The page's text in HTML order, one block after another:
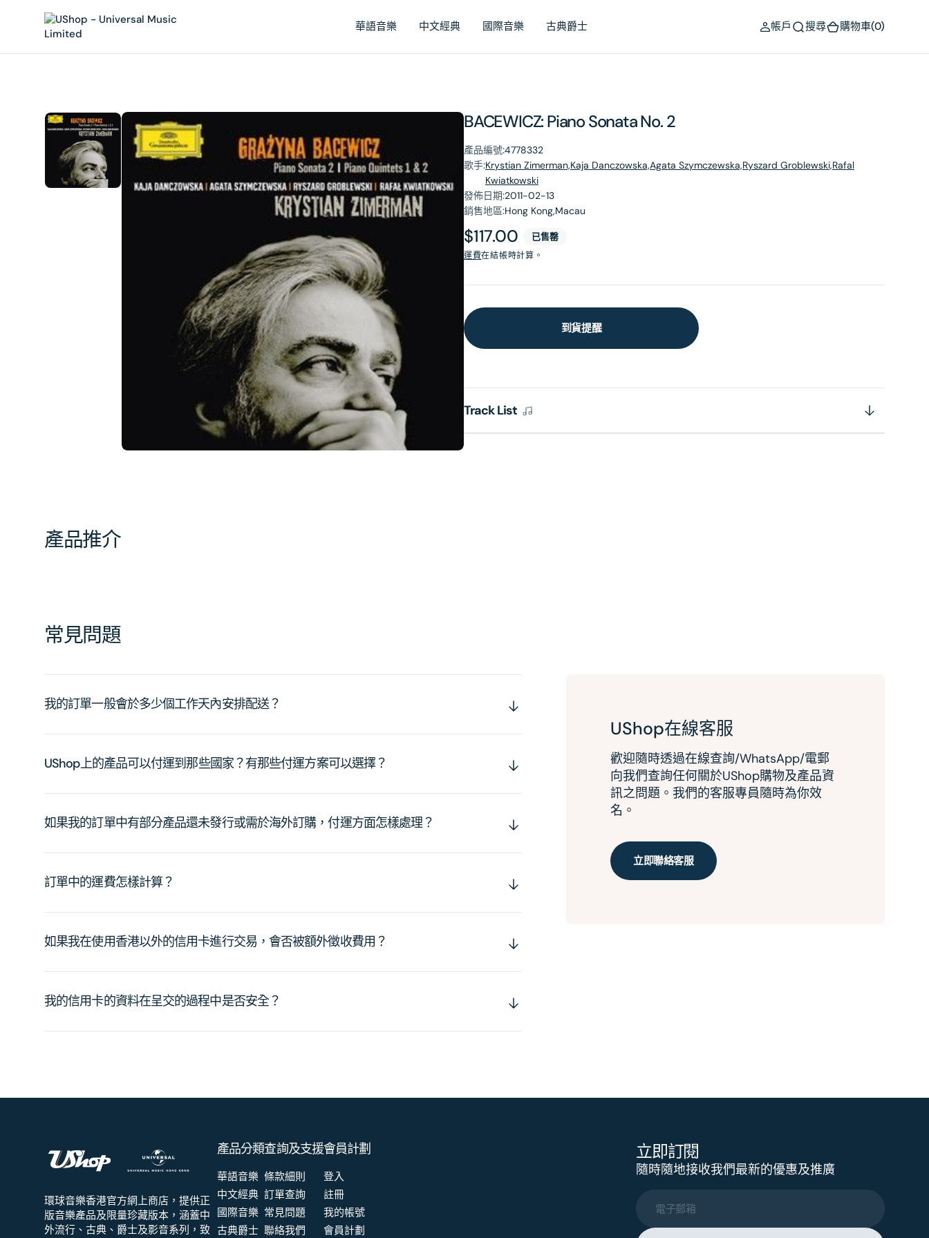
華語音樂 中文經典 國際音樂 古典爵士 帳戶 搜尋 購物車(0)
BACEWICZ: Piano Sonata No. 2
產品編號:4778332
歌手:Krystian Zimerman,Kaja Danczowska,Agata Szymczewska,Ryszard Groblewski,Rafal
Kwiatkowski
發佈日期:2011-02-13
銷售地區:Hong Kong,Macau
原
價
$117.00 已售罄
運費在結帳時計算。
到貨提醒
Track List
在
中
開
啟
第
1
張
產品推介
常見問題
我的訂單一般會於多少個工作天內安排配送？
UShop上的產品可以付運到那些國家？有那些付運方案可以選擇？
如果我的訂單中有部分產品還未發行或需於海外訂購，付運方面怎樣處理？
訂單中的運費怎樣計算？
如果我在使用香港以外的信用卡進行交易，會否被額外徵收費用？
我的信用卡的資料在呈交的過程中是否安全？
UShop在線客服
歡迎隨時透過在線查詢/WhatsApp/電郵
向我們查詢任何關於UShop購物及產品資
訊之問題。我們的客服專員隨時為你效
名。
立即聯絡客服
環球音樂香港官方網上商店，提供正
版音樂產品及限量珍藏版本，涵蓋中
外流行、古典、爵士及影音系列，致
產品分類
華語音樂
中文經典
國際音樂
古典爵士
查詢及支援
條款細則
訂單查詢
常見問題
聯絡我們
會員計劃
登入
註冊
我的帳號
會員計劃
立即訂閱
隨時隨地接收我們最新的優惠及推廣
電子郵箱